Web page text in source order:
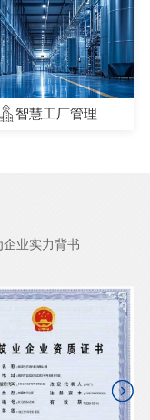
智慧工厂管理
业实力背书